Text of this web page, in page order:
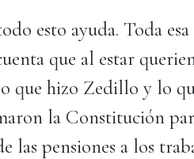
esto ayuda. Toda
que al estar
que hizo Zedillo y lo
la Constitución
las pensiones a los